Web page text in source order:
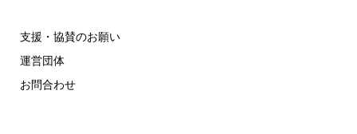
支援・協賛のお願い
運営団体
お問合わせ